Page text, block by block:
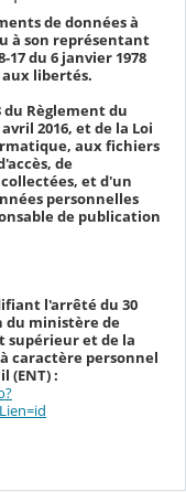
de données à
à son représentant
du 6 janvier 1978
libertés.
du Règlement du
2016, et de la Loi
aux fichiers
de
et d'un
personnelles
de publication
l'arrêté du 30
du ministère de
supérieur et de la
caractère personnel
(ENT) :